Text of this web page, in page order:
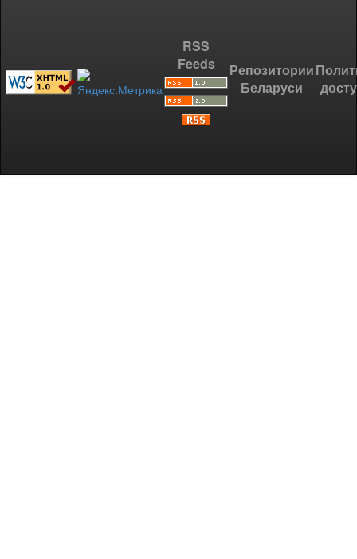
RSS
Feeds
Репозитории
Беларуси